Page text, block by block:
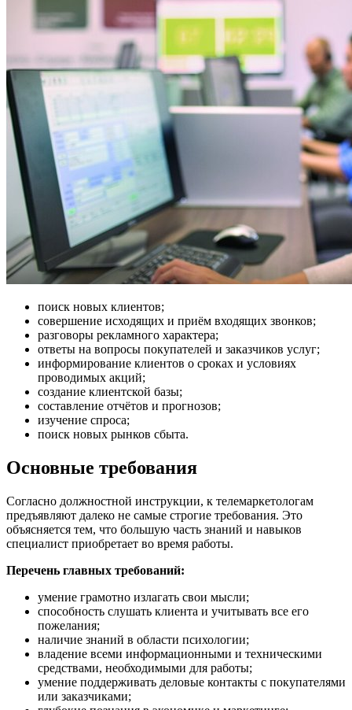
поиск новых клиентов;
совершение исходящих и приём входящих звонков;
разговоры рекламного характера;
ответы на вопросы покупателей и заказчиков услуг;
информирование клиентов о сроках и условиях
проводимых акций;
создание клиентской базы;
составление отчётов и прогнозов;
изучение спроса;
поиск новых рынков сбыта.
Основные требования
Согласно должностной инструкции, к телемаркетологам
предъявляют далеко не самые строгие требования. Это
объясняется тем, что большую часть знаний и навыков
специалист приобретает во время работы.
Перечень главных требований:
умение грамотно излагать свои мысли;
способность слушать клиента и учитывать все его
пожелания;
наличие знаний в области психологии;
владение всеми информационными и техническими
средствами, необходимыми для работы;
умение поддерживать деловые контакты с покупателями
или заказчиками;